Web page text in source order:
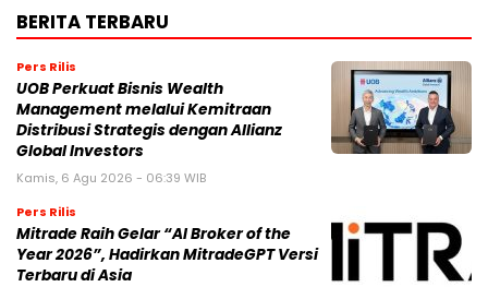
BERITA TERBARU
Pers Rilis
UOB Perkuat Bisnis Wealth
Management melalui Kemitraan
Distribusi Strategis dengan Allianz
Global Investors
Kamis, 6 Agu 2026 - 06:39 WIB
Pers Rilis
Mitrade Raih Gelar “AI Broker of the
Year 2026”, Hadirkan MitradeGPT Versi
Terbaru di Asia